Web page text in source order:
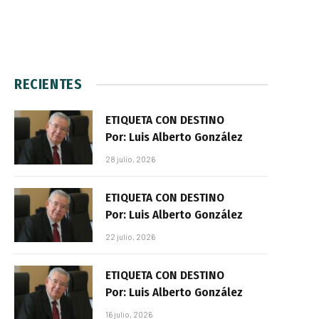
RECIENTES
ETIQUETA CON DESTINO
Por: Luis Alberto González
28 julio, 2026
ETIQUETA CON DESTINO
Por: Luis Alberto González
22 julio, 2026
ETIQUETA CON DESTINO
Por: Luis Alberto González
16 julio, 2026